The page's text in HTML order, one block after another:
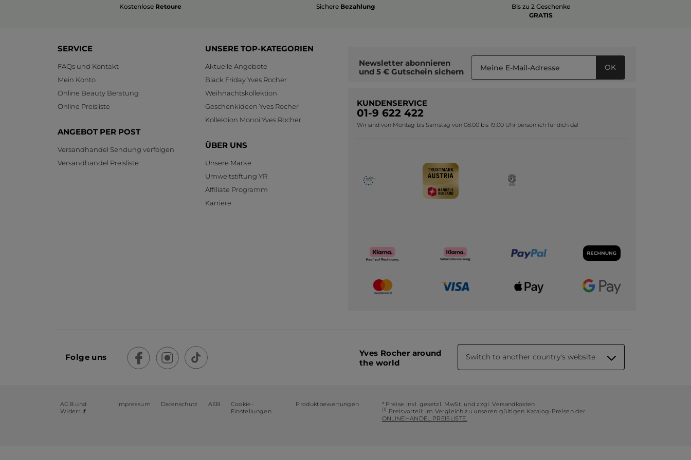
Kostenlose Retoure Sichere Bezahlung
Bis zu 2 Geschenke
GRATIS
SERVICE
FAQs und Kontakt
Mein Konto
Online Beauty Beratung
Online Preisliste
ANGEBOT PER POST
Versandhandel Sendung verfolgen
Versandhandel Preisliste
UNSERE TOP-KATEGORIEN
Aktuelle Angebote
Black Friday Yves Rocher
Weihnachtskollektion
Geschenkideen Yves Rocher
Kollektion Monoi Yves Rocher
ÜBER UNS
Unsere Marke
Umweltstiftung YR
Affiliate Programm
Karriere
Newsletter abonnieren
und 5 € Gutschein sichern OK
KUNDENSERVICE
01-9 622 422
Wir sind von Montag bis Samstag von 08.00 bis 19.00 Uhr persönlich für dich da!
Folge uns
Yves Rocher around
the world
Switch to another country's website
AGB und
Widerruf
Impressum Datenschutz AEB
Cookie-
Einstellungen
Produktbewertungen * Preise inkl. gesetzl. MwSt. und zzgl. Versandkosten
(1) Preisvorteil: Im Vergleich zu unseren gültigen Katalog-Preisen der
ONLINEHANDEL PREISLISTE.